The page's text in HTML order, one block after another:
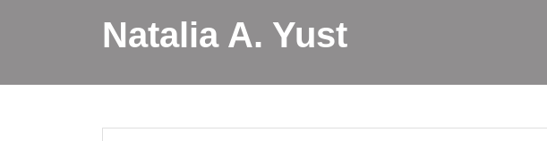
Natalia A. Yust